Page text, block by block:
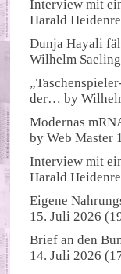
Interview mit
Harald
Dunja Hayali
Wilhelm
der… by
Modernas
byWeb Master
Interview mit
Harald
Eigene
15. Juli 2026
Brief an den
14. Juli 2026